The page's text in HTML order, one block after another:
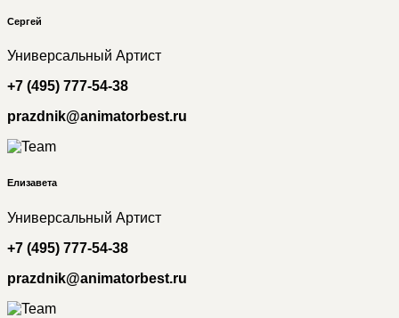
Сергей
Универсальный Артист
+7 (495) 777-54-38
prazdnik@animatorbest.ru
Елизавета
Универсальный Артист
+7 (495) 777-54-38
prazdnik@animatorbest.ru